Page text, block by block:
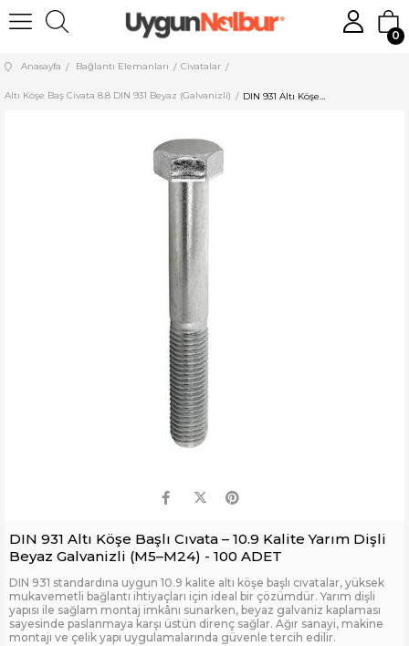
0
Anasayfa Bağlantı Elemanları Civatalar
Altı Köşe Baş Civata 8.8 DIN 931 Beyaz (Galvanizli) DIN 931 Altı Köşe Başlı Cıvata – 10.9 Kalite Yarım Dişli Beyaz Galvanizli (M5–M24) - 100 ADET
DIN 931 Altı Köşe Başlı Cıvata – 10.9 Kalite Yarım Dişli
Beyaz Galvanizli (M5–M24) - 100 ADET
DIN 931 standardına uygun 10.9 kalite altı köşe başlı cıvatalar, yüksek
mukavemetli bağlantı ihtiyaçları için ideal bir çözümdür. Yarım dişli
yapısı ile sağlam montaj imkânı sunarken, beyaz galvaniz kaplaması
sayesinde paslanmaya karşı üstün direnç sağlar. Ağır sanayi, makine
montajı ve çelik yapı uygulamalarında güvenle tercih edilir.